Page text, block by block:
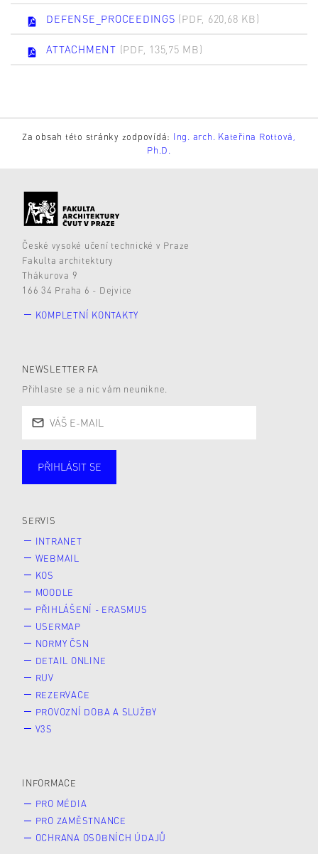
DEFENSE_PROCEEDINGS (PDF, 620,68 KB)
ATTACHMENT (PDF, 135,75 MB)
Za obsah této stránky zodpovídá: Ing. arch. Kateřina Rottová,
Ph.D.
České vysoké učení technické v Praze
Fakulta architektury
Thákurova 9
166 34 Praha 6 - Dejvice
KOMPLETNÍ KONTAKTY
NEWSLETTER FA
Přihlaste se a nic vám neunikne.
PŘIHLÁSIT SE
SERVIS
INTRANET
WEBMAIL
KOS
MOODLE
PŘIHLÁŠENÍ - ERASMUS
USERMAP
NORMY ČSN
DETAIL ONLINE
RUV
REZERVACE
PROVOZNÍ DOBA A SLUŽBY
V3S
INFORMACE
PRO MÉDIA
PRO ZAMĚSTNANCE
OCHRANA OSOBNÍCH ÚDAJŮ